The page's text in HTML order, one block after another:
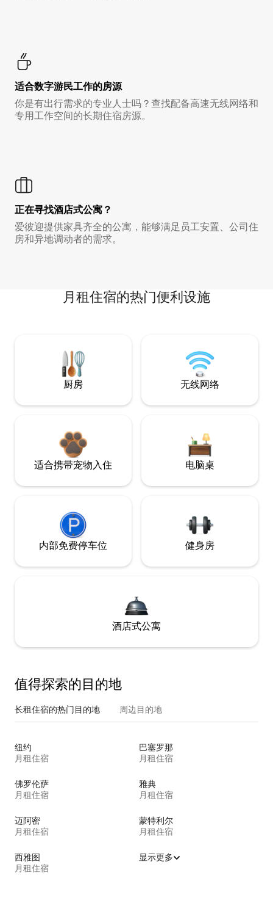
适合数字游民工作的房源
你是有出行需求的专业人士吗？查找配备高速无线网络和
专用工作空间的长期住宿房源。
正在寻找酒店式公寓？
爱彼迎提供家具齐全的公寓，能够满足员工安置、公司住
房和异地调动者的需求。
月租住宿的热门便利设施
厨房 无线网络
适合携带宠物入住 电脑桌
内部免费停车位 健身房
酒店式公寓
值得探索的目的地
长租住宿的热门目的地 周边目的地
纽约
月租住宿
巴塞罗那
月租住宿
佛罗伦萨
月租住宿
雅典
月租住宿
迈阿密
月租住宿
蒙特利尔
月租住宿
西雅图
月租住宿
显示更多